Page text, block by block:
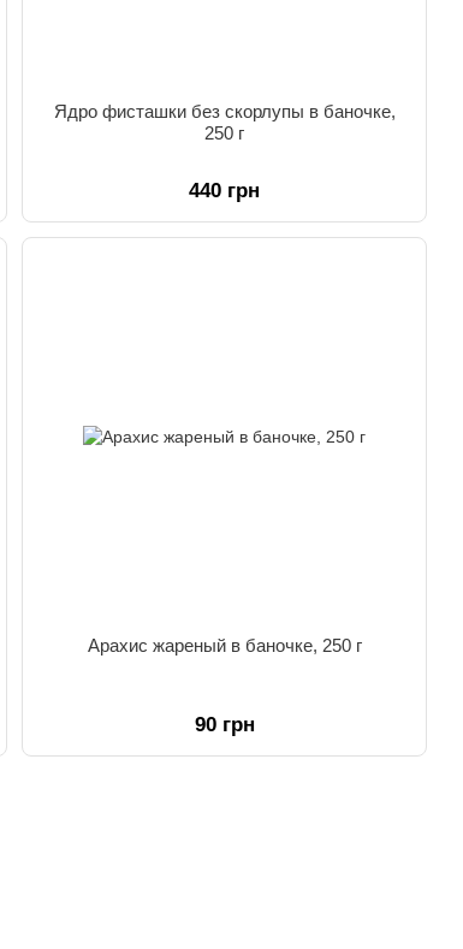
Ядро фисташки без скорлупы в баночке,
250 г
440 грн
Арахис жареный в баночке, 250 г
90 грн